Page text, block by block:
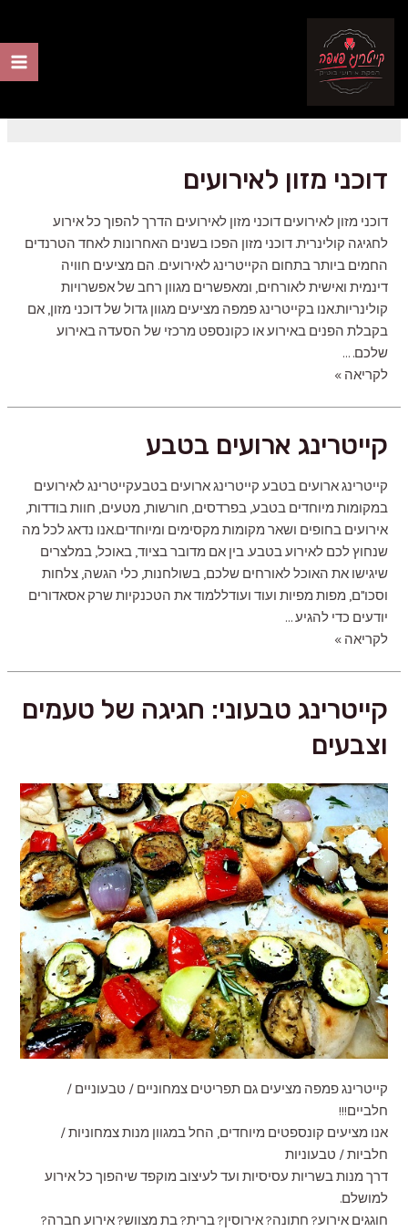
דוכני מזון לאירועים
דוכני מזון לאירועים דוכני מזון לאירועים הדרך להפוך כל אירוע
לחגיגה קולינרית. דוכני מזון הפכו בשנים האחרונות לאחד הטרנדים
החמים ביותר בתחום הקייטרינג לאירועים. הם מציעים חוויה
דינמית ואישית לאורחים, ומאפשרים מגוון רחב של אפשרויות
קולינריות.אנו בקייטרינג פמפה מציעים מגוון גדול של דוכני מזון, אם
בקבלת הפנים באירוע או כקונספט מרכזי של הסעדה באירוע
שלכם. …
דוכני
לקריאה »
קייטרינג ארועים בטבע
קייטרינג ארועים בטבע קייטרינג ארועים בטבעקייטרינג לאירועים
במקומות מיוחדים בטבע, בפרדסים, חורשות, מטעים, חוות בודדות,
אירועים בחופים ושאר מקומות מקסימים ומיוחדים.אנו נדאג לכל מה
שנחוץ לכם לאירוע בטבע. בין אם מדובר בציוד, באוכל, במלצרים
שיגישו את האוכל לאורחים שלכם, בשולחנות, כלי הגשה, צלחות
וסכו"ם, מפות מפיות ועוד ועודללמוד את הטכנקיות שרק אסאדורים
יודעים כדי להגיע …
קייטרינג
לקריאה »
קייטרינג טבעוני: חגיגה של טעמים
וצבעים
קייטרינג פמפה מציעים גם תפריטים צמחוניים / טבעוניים /
חלביים!!!
אנו מציעים קונספטים מיוחדים, החל במגוון מנות צמחוניות /
חלביות / טבעוניות
דרך מנות בשריות עסיסיות ועד לעיצוב מוקפד שיהפוך כל אירוע
למושלם.
חוגגים אירוע? חתונה? אירוסין? ברית? בת מצווש? אירוע חברה?